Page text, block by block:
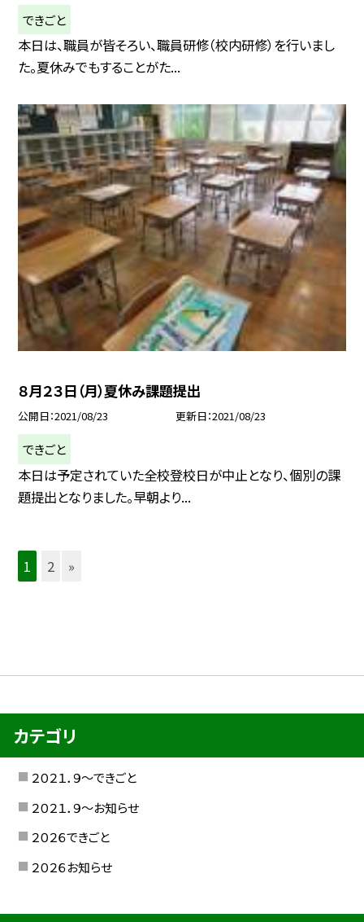
できごと
本日は、職員が皆そろい、職員研修（校内研修）を行いまし
た。夏休みでもすることがた...
８月２３日（月）夏休み課題提出
公開日 2021/08/23 更新日 2021/08/23
できごと
本日は予定されていた全校登校日が中止となり、個別の課
題提出となりました。早朝より...
1 2 »
カテゴリ
２０２１．９〜できごと
２０２１．９〜お知らせ
２０２６できごと
２０２６お知らせ